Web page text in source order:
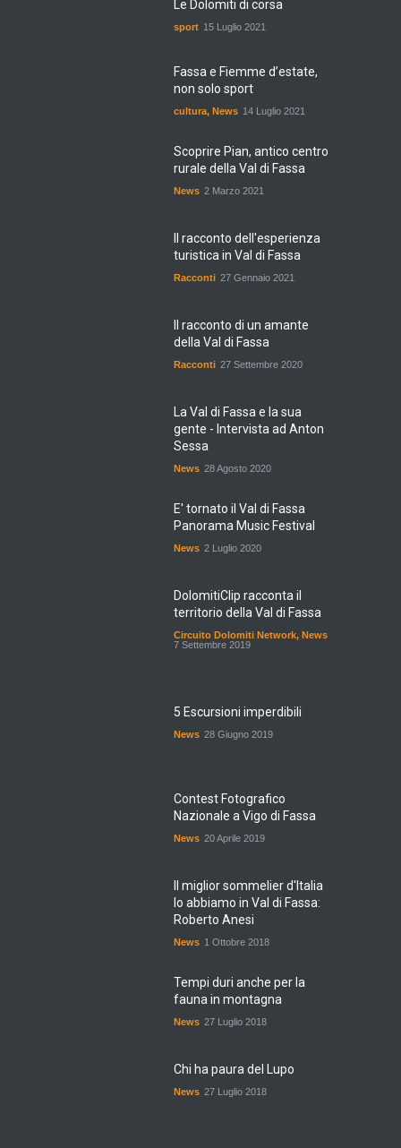
Le Dolomiti di corsa
sport 15 Luglio 2021
Fassa e Fiemme d’estate,
non solo sport
cultura, News 14 Luglio 2021
Scoprire Pian, antico centro
rurale della Val di Fassa
News 2 Marzo 2021
Il racconto dell'esperienza
turistica in Val di Fassa
Racconti 27 Gennaio 2021
Il racconto di un amante
della Val di Fassa
Racconti 27 Settembre 2020
La Val di Fassa e la sua
gente - Intervista ad Anton
Sessa
News 28 Agosto 2020
E' tornato il Val di Fassa
Panorama Music Festival
News 2 Luglio 2020
DolomitiClip racconta il
territorio della Val di Fassa
Circuito Dolomiti Network, News
7 Settembre 2019
5 Escursioni imperdibili
News 28 Giugno 2019
Contest Fotografico
Nazionale a Vigo di Fassa
News 20 Aprile 2019
Il miglior sommelier d'Italia
lo abbiamo in Val di Fassa:
Roberto Anesi
News 1 Ottobre 2018
Tempi duri anche per la
fauna in montagna
News 27 Luglio 2018
Chi ha paura del Lupo
News 27 Luglio 2018